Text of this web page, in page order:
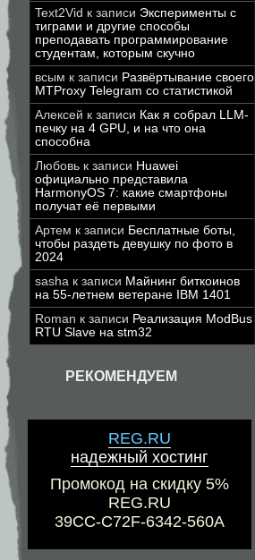
Text2Vid к записи Эксперименты с
тиграми и другие способы
преподавать программирование
студентам, которым скучно
всым к записи Развёртывание своего
MTProxy Telegram со статистикой
Алексей к записи Как я собрал LLM-
печку на 4 GPU, и на что она
способна
Любовь к записи Huawei
официально представила
HarmonyOS 7: какие смартфоны
получат её первыми
Артем к записи Бесплатные боты,
чтобы раздеть девушку по фото в
2024
sasha к записи Майнинг биткоинов
на 55-летнем ветеране IBM 1401
Roman к записи Реализация ModBus
RTU Slave на stm32
РЕКОМЕНДУЕМ
REG.RU
надежный хостинг
Промокод на скидку 5%
REG.RU
39CC-C72F-6342-560A